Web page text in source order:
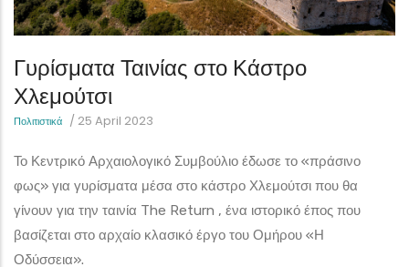
Γυρίσματα Ταινίας στο Κάστρο
Χλεμούτσι
Πολιτιστικά / 25 April 2023
Το Κεντρικό Αρχαιολογικό Συμβούλιο έδωσε το «πράσινο
φως» για γυρίσματα μέσα στο κάστρο Χλεμούτσι που θα
γίνουν για την ταινία The Return , ένα ιστορικό έπος που
βασίζεται στο αρχαίο κλασικό έργο του Ομήρου «Η
Οδύσσεια».